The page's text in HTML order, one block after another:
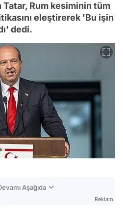
Tatar, Rum kesiminin tüm
eleştirerek 'Bu işin
dedi.
Aşağıda
Reklam